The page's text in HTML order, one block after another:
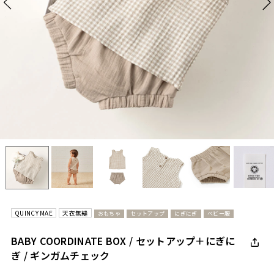
QUINCY MAE 天衣無縫 おもちゃ セットアップ にぎにぎ ベビー服
BABY COORDINATE BOX / セットアップ＋にぎに
ぎ / ギンガムチェック